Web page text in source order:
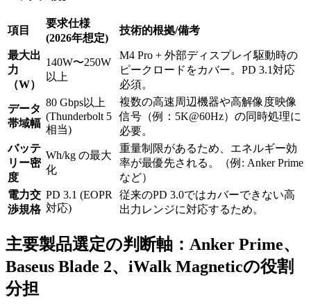
項目
要求仕様
(2026年想定)
技術的根拠/備考
最大出
力
（W）
140W〜250W
以上
M4 Pro + 外部ディスプレイ駆動時の
ピークロードをカバー。PD 3.1対応
必須。
データ
帯域幅
80 Gbps以上
(Thunderbolt 5
相当)
複数の高速周辺機器や高解像度映像
信号（例：5K@60Hz）の同時処理に
必要。
バッテ
リー密
度
Wh/kg の最大
化
重量制限があるため、エネルギー効
率が最優先される。（例: Anker Prime
など）
電力交
渉規格
PD 3.1 (EOPR
対応)
従来のPD 3.0ではカバーできない高
出力レンジに対応するため。
主要製品選定の判断軸：Anker Prime、
Baseus Blade 2、iWalk Magneticの役割
分担